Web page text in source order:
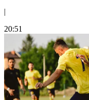
|
20:51